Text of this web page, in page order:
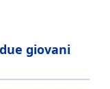
giovani